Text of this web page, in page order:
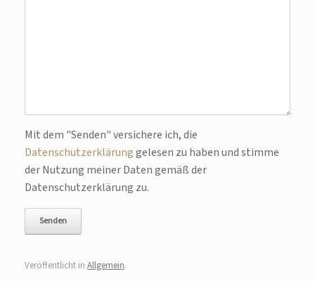
Bitte lasse dieses Feld leer.
Mit dem "Senden" versichere ich, die
Datenschutzerklärunggelesen zu haben und stimme
der Nutzung meiner Daten gemäß der
Datenschutzerklärung zu.
Veröffentlicht in Allgemein.